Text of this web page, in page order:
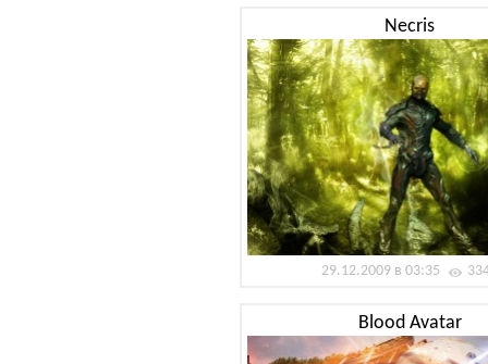
Necris
29.12.2009 в 03:35
Blood Avatar